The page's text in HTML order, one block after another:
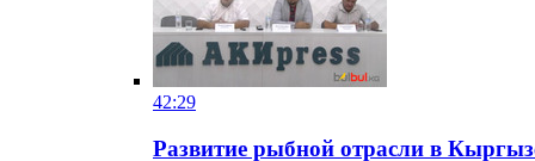
42:29
Развитие рыбной отрасли в